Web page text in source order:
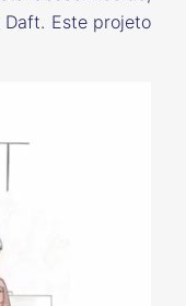
Daft. Este projeto